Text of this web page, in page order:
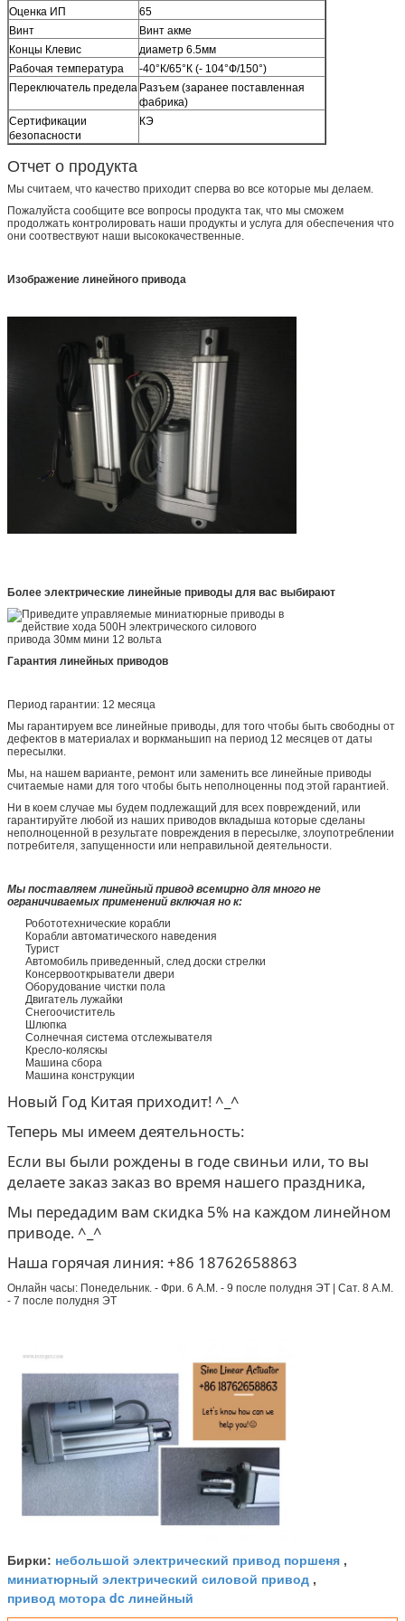
Оценка ИП
65
Винт
Винт акме
Концы Клевис
диаметр 6.5мм
Рабочая температура
-40°К/65°К (- 104°Ф/150°)
Переключатель предела Разъем (заранее поставленная
фабрика)
Сертификации
безопасности
КЭ
Отчет о продукта
Мы считаем, что качество приходит сперва во все которые мы делаем.
Пожалуйста сообщите все вопросы продукта так, что мы сможем
продолжать контролировать наши продукты и услуга для обеспечения что
они соотвествуют наши высококачественные.
Изображение линейного привода
Более электрические линейные приводы для вас выбирают
Гарантия линейных приводов
Период гарантии: 12 месяца
Мы гарантируем все линейные приводы, для того чтобы быть свободны от
дефектов в материалах и воркманьшип на период 12 месяцев от даты
пересылки.
Мы, на нашем варианте, ремонт или заменить все линейные приводы
считаемые нами для того чтобы быть неполноценны под этой гарантией.
Ни в коем случае мы будем подлежащий для всех повреждений, или
гарантируйте любой из наших приводов вкладыша которые сделаны
неполноценной в результате повреждения в пересылке, злоупотреблении
потребителя, запущенности или неправильной деятельности.
Мы поставляем линейный привод всемирно для много не
ограничиваемых применений включая но к:
Робототехнические корабли
Корабли автоматического наведения
Турист
Автомобиль приведенный, след доски стрелки
Консервооткрыватели двери
Оборудование чистки пола
Двигатель лужайки
Снегоочиститель
Шлюпка
Солнечная система отслежывателя
Кресло-коляскы
Машина сбора
Машина конструкции
Новый Год Китая приходит! ^_^
Теперь мы имеем деятельность:
Если вы были рождены в годе свиньи или, то вы
делаете заказ заказ во время нашего праздника,
Мы передадим вам скидка 5% на каждом линейном
приводе. ^_^
Наша горячая линия: +86 18762658863
Онлайн часы: Понедельник. - Фри. 6 А.М. - 9 после полудня ЭТ | Сат. 8 А.М.
- 7 после полудня ЭТ
Бирки: небольшой электрический привод поршеня ,
миниатюрный электрический силовой привод ,
привод мотора dc линейный